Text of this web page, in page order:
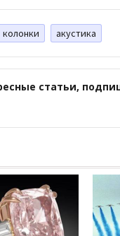
колонки акустика
статьи,